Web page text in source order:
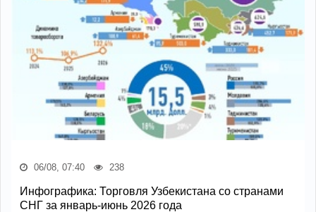
06/08, 07:40 238
Инфографика: Торговля Узбекистана со странами
СНГ за январь-июнь 2026 года